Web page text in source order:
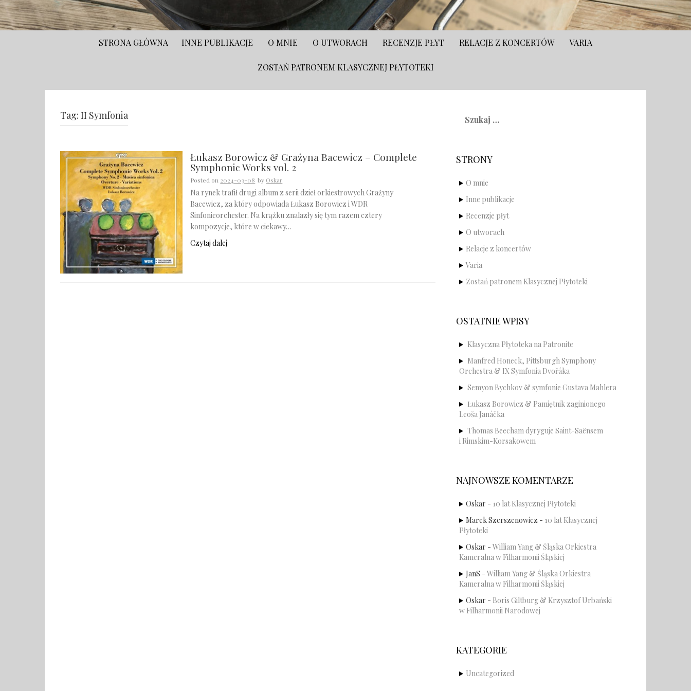
STRONA GŁÓWNA INNE PUBLIKACJE O MNIE O UTWORACH RECENZJE PŁYT RELACJE Z KONCERTÓW VARIA
ZOSTAŃ PATRONEM KLASYCZNEJ PŁYTOTEKI
Tag: II Symfonia
Łukasz Borowicz & Grażyna Bacewicz – Complete
Symphonic Works vol. 2
Posted on 2024-03-08 by Oskar
Na rynek trafił drugi album z serii dzieł orkiestrowych Grażyny
Bacewicz, za który odpowiada Łukasz Borowicz i WDR
Sinfonieorchester. Na krążku znalazły się tym razem cztery
kompozycje, które w ciekawy…
Czytaj dalej
STRONY
O mnie
Inne publikacje
Recenzje płyt
O utworach
Relacje z koncertów
Varia
Zostań patronem Klasycznej Płytoteki
OSTATNIE WPISY
Klasyczna Płytoteka na Patronite
Manfred Honeck, Pittsburgh Symphony
Orchestra & IX Symfonia Dvořáka
Semyon Bychkov & symfonie Gustava Mahlera
Łukasz Borowicz & Pamiętnik zaginionego
Leoša Janáčka
Thomas Beecham dyryguje Saint-Saënsem
i Rimskim-Korsakowem
NAJNOWSZE KOMENTARZE
Oskar - 10 lat Klasycznej Płytoteki
Marek Szerszenowicz - 10 lat Klasycznej
Płytoteki
Oskar - William Yang & Śląska Orkiestra
Kameralna w Filharmonii Śląskiej
JanS - William Yang & Śląska Orkiestra
Kameralna w Filharmonii Śląskiej
Oskar - Boris Giltburg & Krzysztof Urbański
w Filharmonii Narodowej
KATEGORIE
Uncategorized